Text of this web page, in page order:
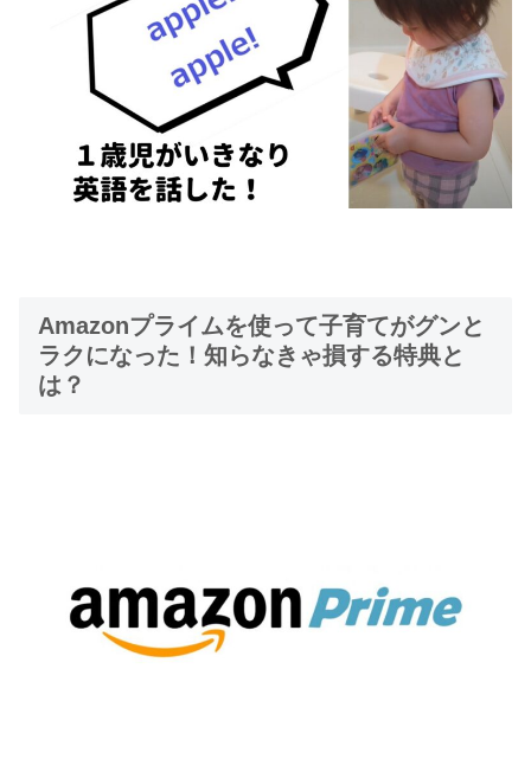
Amazonプライムを使って子育てがグンと
ラクになった！知らなきゃ損する特典と
は？